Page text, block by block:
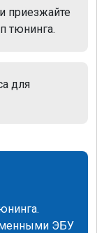
приезжайте
тюнинга.
для
ЭБУ